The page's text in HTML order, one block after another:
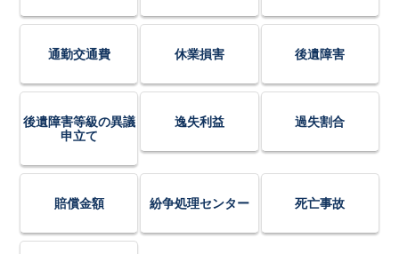
通勤交通費 休業損害 後遺障害
後遺障害等級の異議
申立て
逸失利益 過失割合
賠償金額 紛争処理センター 死亡事故